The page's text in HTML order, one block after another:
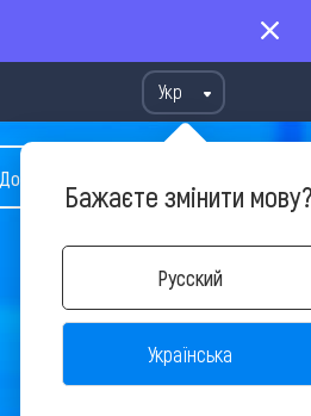
Укр
Бажаєте змінити
Русский
Українська
Допомога у виборі туру